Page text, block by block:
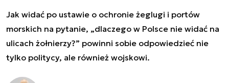
Jak widać po ustawie o ochronie żeglugi i portów
morskich na pytanie, „dlaczego w Polsce nie widać na
ulicach żołnierzy?” powinni sobie odpowiedzieć nie
tylko politycy, ale również wojskowi.